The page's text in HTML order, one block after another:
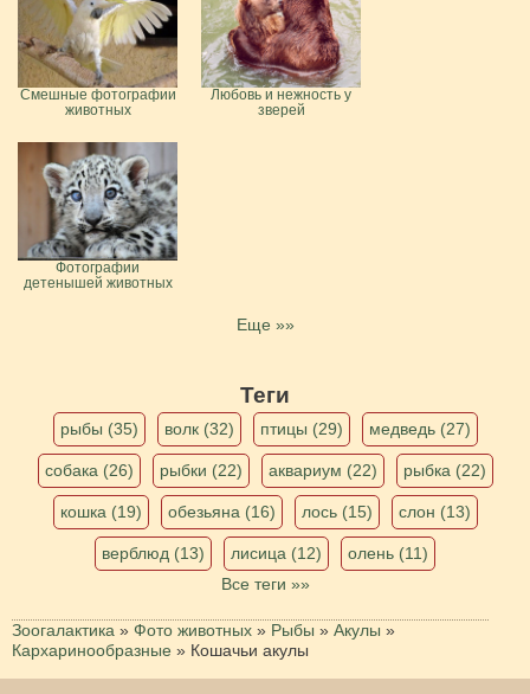
Смешные фотографии
животных
Любовь и нежность у
зверей
Фотографии
детенышей животных
Еще »»
Теги
рыбы (35) волк (32) птицы (29) медведь (27)
собака (26) рыбки (22) аквариум (22) рыбка (22)
кошка (19) обезьяна (16) лось (15) слон (13)
верблюд (13) лисица (12)
олень (11)
Все теги »»
Зоогалактика » Фото животных » Рыбы » Акулы »
Кархаринообразные » Кошачьи акулы